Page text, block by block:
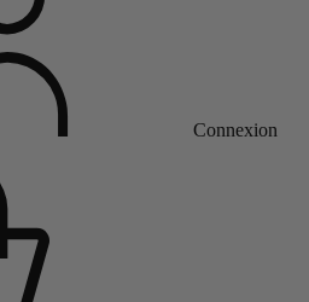
Connexion